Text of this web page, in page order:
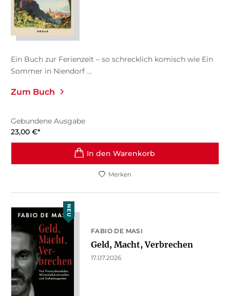
Ein Buch zur Ferienzeit – so schrecklich komisch wie Ein
Sommer in Niendorf ...
Zum Buch
Gebundene Ausgabe
23,00 €*
In den Warenkorb
Merken
NEU
FABIO DE MASI
Geld, Macht, Verbrechen
17.07.2026